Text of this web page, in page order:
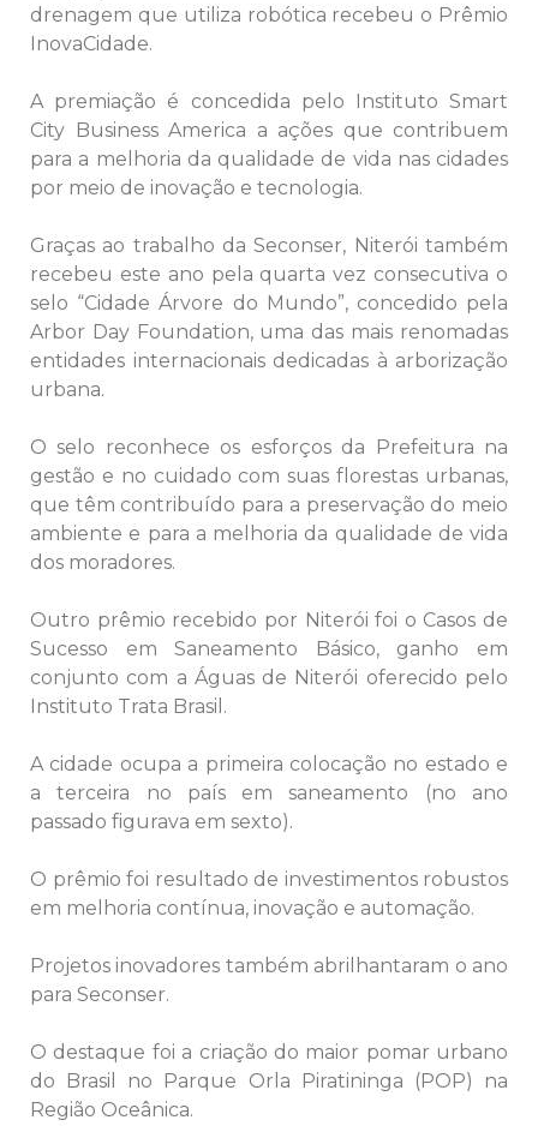
drenagem que utiliza robótica recebeu o Prêmio
InovaCidade.
A premiação é concedida pelo Instituto Smart
City Business America a ações que contribuem
para a melhoria da qualidade de vida nas cidades
por meio de inovação e tecnologia.
Graças ao trabalho da Seconser, Niterói também
recebeu este ano pela quarta vez consecutiva o
selo “Cidade Árvore do Mundo”, concedido pela
Arbor Day Foundation, uma das mais renomadas
entidades internacionais dedicadas à arborização
urbana.
O selo reconhece os esforços da Prefeitura na
gestão e no cuidado com suas florestas urbanas,
que têm contribuído para a preservação do meio
ambiente e para a melhoria da qualidade de vida
dos moradores.
Outro prêmio recebido por Niterói foi o Casos de
Sucesso em Saneamento Básico, ganho em
conjunto com a Águas de Niterói oferecido pelo
Instituto Trata Brasil.
A cidade ocupa a primeira colocação no estado e
a terceira no país em saneamento (no ano
passado figurava em sexto).
O prêmio foi resultado de investimentos robustos
em melhoria contínua, inovação e automação.
Projetos inovadores também abrilhantaram o ano
para Seconser.
O destaque foi a criação do maior pomar urbano
do Brasil no Parque Orla Piratininga (POP) na
Região Oceânica.